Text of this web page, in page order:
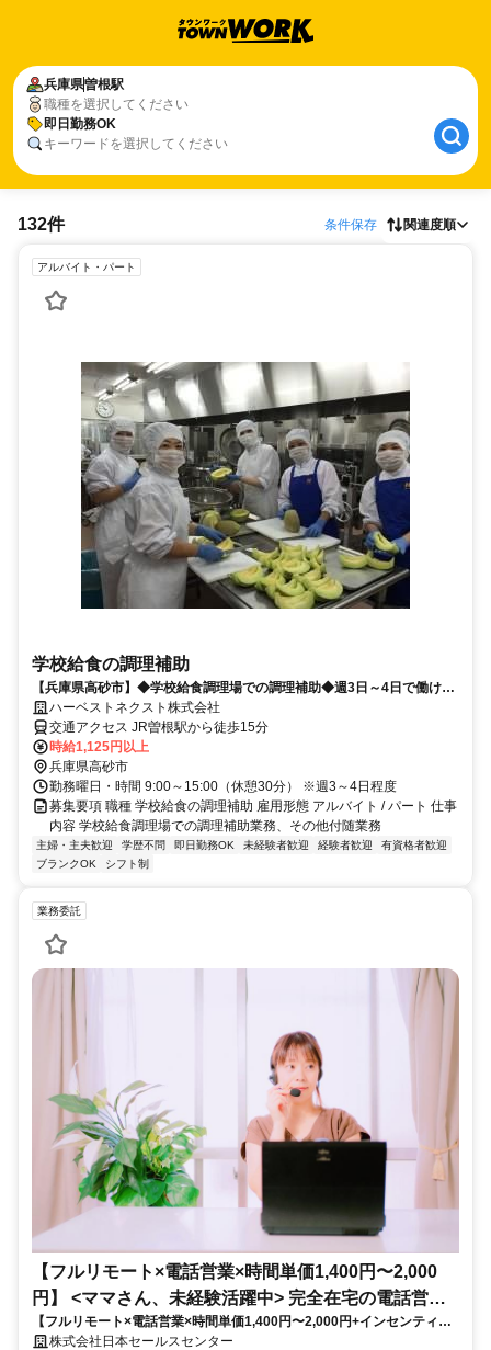
兵庫県曽根駅
職種を選択してください
即日勤務OK
キーワードを選択してください
132件 条件保存 関連度順
アルバイト・パート
学校給食の調理補助
【兵庫県高砂市】◆学校給食調理場での調理補助◆週3日～4日で働けま
す♪ハーベストネクスト株式会社
交通アクセス JR曽根駅から徒歩15分
時給1,125円以上
兵庫県高砂市
勤務曜日・時間 9:00～15:00（休憩30分） ※週3～4日程度
募集要項 職種 学校給食の調理補助 雇用形態 アルバイト / パート 仕事
内容 学校給食調理場での調理補助業務、その他付随業務
主婦・主夫歓迎 学歴不問 即日勤務OK 未経験者歓迎 経験者歓迎
有資格者歓迎
ブランクOK
シフト制
業務委託
【フルリモート×電話営業×時間単価1,400円〜2,000
円】 <ママさん、未経験活躍中> 完全在宅の電話営業
で家庭と仕事の両立を実現
【フルリモート×電話営業×時間単価1,400円〜2,000円+インセンティブ
あり】 ＜ママさん、未経験活躍中＞ 完全在宅の電話営業で家庭と仕事の
株式会社日本セールスセンター